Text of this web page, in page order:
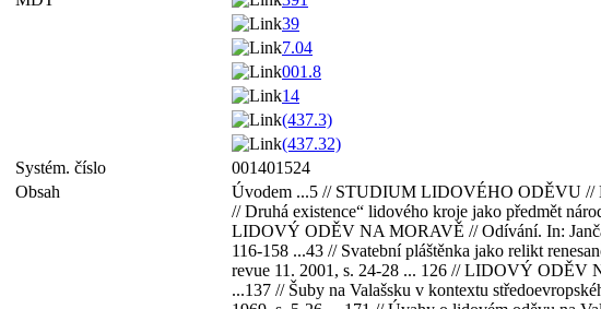
39
7.04
001.8
14
(437.3)
(437.32)
Systém. číslo
001401524
Obsah
Úvodem ...5 // STUDIUM LIDOVÉHO ODĚVU //
// Druhá existence“ lidového kroje jako předmět
LIDOVÝ ODĚV NA MORAVĚ // Odívání. In:
116-158 ...43 // Svatební pláštěnka jako relikt
revue 11. 2001, s. 24-28 ... 126 // LIDOVÝ ODĚV
...137 // Šuby na Valašsku v kontextu